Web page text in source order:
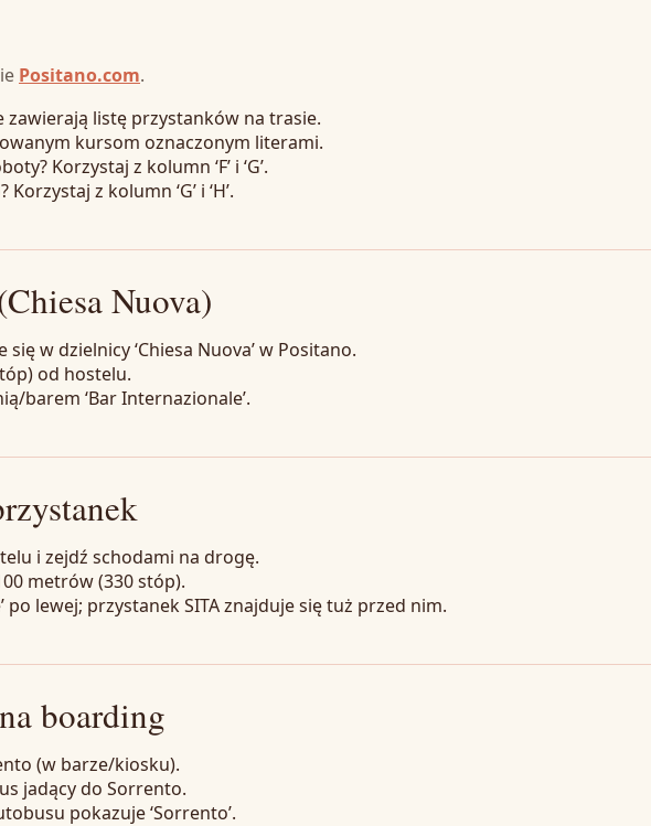
Positano.com.
listę przystanków na trasie.
kursom oznaczonym literami.
Korzystaj z kolumn ‘F’ i ‘G’.
z kolumn ‘G’ i ‘H’.
Nuova)
w dzielnicy ‘Chiesa Nuova’ w Positano.
od hostelu.
barem ‘Bar Internazionale’.
i zejdź schodami na drogę.
metrów (330 stóp).
po lewej; przystanek SITA znajduje się tuż przed nim.
boarding
(w barze/kiosku).
jadący do Sorrento.
pokazuje ‘Sorrento’.